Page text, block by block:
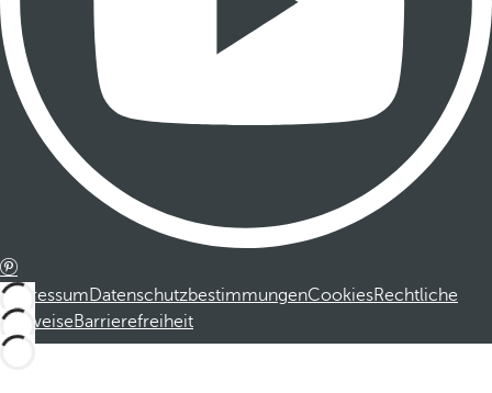
ImpressumDatenschutzbestimmungenCookiesRechtliche
HinweiseBarrierefreiheit